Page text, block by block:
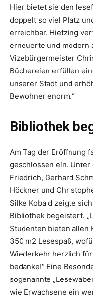
Hier bietet sie den
doppelt so viel Platz
erreichbar. Hietzing
erneuerte und ­modern
Vizebürgermeister
Büchereien erfüllen
unserer Stadt und
Bewohner enorm.“
Bibliothek
Am Tag der Eröffnung
geschlossen ein. Unter
Friedrich, ­Gerhard
Höckner und
Silke Kobald zeigte
Bibliothek begeistert.
Studenten bieten allen
350 m2 ­Lesespaß,
Wiederkehr herzlich
bedanke!“ Eine
sogenannte
wie Erwachsene ein